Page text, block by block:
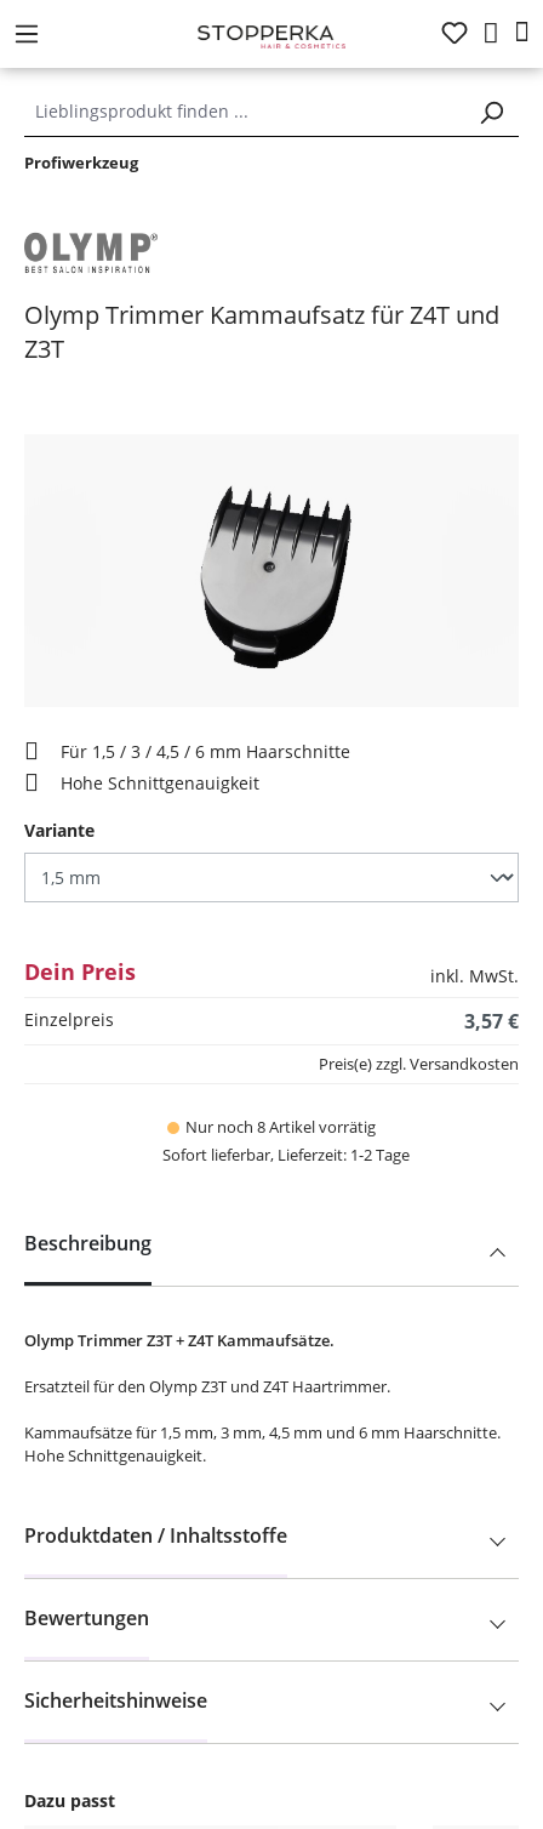
springen
Profiwerkzeug
Olymp Trimmer Kammaufsatz für Z4T und
Z3T
Für 1,5 / 3 / 4,5 / 6 mm Haarschnitte
Hohe Schnittgenauigkeit
Varianteauswählen
Dein Preis
inkl. MwSt.
Einzelpreis
3,57 €
Nur noch 8 Artikel vorrätig
Sofort lieferbar, Lieferzeit: 1-2 Tage
Preis(e) zzgl. Versandkosten
Dazu passt
Beschreibung
Olymp Trimmer Z3T + Z4T Kammaufsätze.
Ersatzteil für den Olymp Z3T und Z4T Haartrimmer.
Kammaufsätze für 1,5 mm, 3 mm, 4,5 mm und 6 mm Haarschnitte.
Hohe Schnittgenauigkeit.
Produktdaten / Inhaltsstoffe
Bewertungen
Sicherheitshinweise